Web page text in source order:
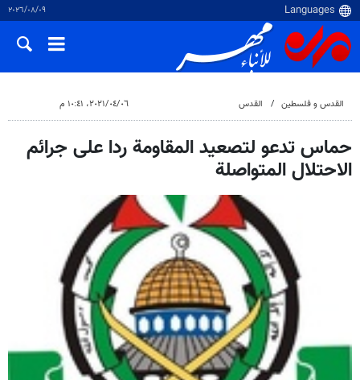
٠٩‏/٠٨‏/٢٠٢٦
القدس و فلسطین القدس ٠٦‏/٠٤‏/٢٠٢١، ١٠:٤١ م
حماس تدعو لتصعيد المقاومة ردا على جرائم
الاحتلال المتواصلة